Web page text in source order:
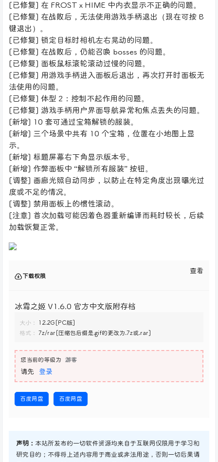
[已修复] 在 FROST x HIME 中内衣显示不正确的问题。
[已修复] 在战败后，无法使用游戏手柄退出（现在可按 B
键退出）。
[已修复] 锁定目标时相机左右晃动的问题。
[已修复] 在战败后，仍能召唤 bosses 的问题。
[已修复] 面板鼠标滚轮滚动过慢的问题。
[已修复] 用游戏手柄进入面板后退出，再次打开时面板无
法使用的问题。
[已修复] 体型 2：控制不起作用的问题。
[已修复] 游戏手柄用户界面导航异常和焦点丢失的问题。
[新增] 10 套可通过宝箱解锁的服装。
[新增] 三个场景中共有 10 个宝箱，位置在小地图上显
示。
[新增] 标题屏幕右下角显示版本号。
[新增] 作弊面板中 “解锁所有服装” 按钮。
[调整] 画廊光照自动同步，以防止在特定角度出现曝光过
度或不足的情况。
[调整] 禁用面板上的惯性滚动。
[注意] 首次加载可能因着色器重新编译而耗时较长，后续
加载恢复正常。
下载权限
查看
冰霜之姬 V1.6.0 官方中文版附存档
大小：
12.2G[PC版]
格式：
7z/rar[压缩包后缀是.gif的更改为.7z或.rar]
您当前的等级为 游客
请先 登录
百度网盘 百度网盘
声明： 本站所发布的一切软件资源均来自于互联网仅限用于学习和
研究目的；不得将上述内容用于商业或非法用途，否则一切后果请